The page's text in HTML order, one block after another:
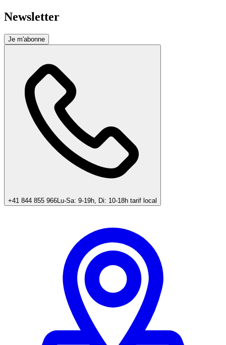
Newsletter
Je m'abonne
+41 844 855 966Lu-Sa: 9-19h, Di: 10-18h tarif local